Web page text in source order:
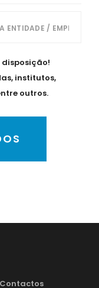
disposição!
institutos,
outros.
Contactos